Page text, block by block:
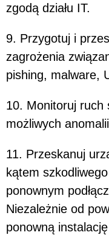
zgodą działu IT.
9. Przygotuj i
zagrożenia
pishing, malware,
10. Monitoruj ruch
możliwych
11. Przeskanuj
kątem
ponownym
Niezależnie od
ponowną